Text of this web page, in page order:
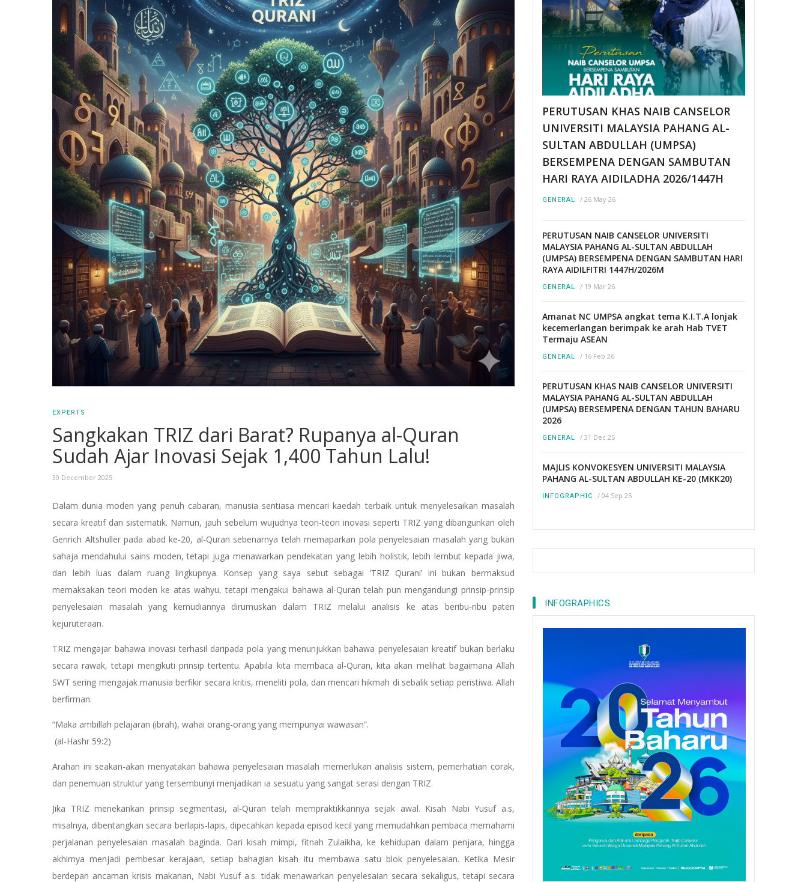
EXPERTS
Sangkakan TRIZ dari Barat? Rupanya al-Quran
Sudah Ajar Inovasi Sejak 1,400 Tahun Lalu!
30 December 2025
Dalam dunia moden yang penuh cabaran, manusia sentiasa mencari kaedah terbaik untuk menyelesaikan masalah
secara kreatif dan sistematik. Namun, jauh sebelum wujudnya teori-teori inovasi seperti TRIZ yang dibangunkan oleh
Genrich Altshuller pada abad ke-20, al-Quran sebenarnya telah memaparkan pola penyelesaian masalah yang bukan
sahaja mendahului sains moden, tetapi juga menawarkan pendekatan yang lebih holistik, lebih lembut kepada jiwa,
dan lebih luas dalam ruang lingkupnya. Konsep yang saya sebut sebagai ‘TRIZ Qurani’ ini bukan bermaksud
memaksakan teori moden ke atas wahyu, tetapi mengakui bahawa al-Quran telah pun mengandungi prinsip-prinsip
penyelesaian masalah yang kemudiannya dirumuskan dalam TRIZ melalui analisis ke atas beribu-ribu paten
kejuruteraan.
TRIZ mengajar bahawa inovasi terhasil daripada pola yang menunjukkan bahawa penyelesaian kreatif bukan berlaku
secara rawak, tetapi mengikuti prinsip tertentu. Apabila kita membaca al-Quran, kita akan melihat bagaimana Allah
SWT sering mengajak manusia berfikir secara kritis, meneliti pola, dan mencari hikmah di sebalik setiap peristiwa. Allah
berfirman:
“Maka ambillah pelajaran (ibrah), wahai orang-orang yang mempunyai wawasan”.
(al-Hashr 59:2)
Arahan ini seakan-akan menyatakan bahawa penyelesaian masalah memerlukan analisis sistem, pemerhatian corak,
dan penemuan struktur yang tersembunyi menjadikan ia sesuatu yang sangat serasi dengan TRIZ.
Jika TRIZ menekankan prinsip segmentasi, al-Quran telah mempraktikkannya sejak awal. Kisah Nabi Yusuf a.s,
misalnya, dibentangkan secara berlapis-lapis, dipecahkan kepada episod kecil yang memudahkan pembaca memahami
perjalanan penyelesaian masalah baginda. Dari kisah mimpi, fitnah Zulaikha, ke kehidupan dalam penjara, hingga
akhirnya menjadi pembesar kerajaan, setiap bahagian kisah itu membawa satu blok penyelesaian. Ketika Mesir
berdepan ancaman krisis makanan, Nabi Yusuf a.s. tidak menawarkan penyelesaian secara sekaligus, tetapi secara
PERUTUSAN KHAS NAIB CANSELOR
UNIVERSITI MALAYSIA PAHANG AL-
SULTAN ABDULLAH (UMPSA)
BERSEMPENA DENGAN SAMBUTAN
HARI RAYA AIDILADHA 2026/1447H
GENERAL / 26 May 26
PERUTUSAN NAIB CANSELOR UNIVERSITI
MALAYSIA PAHANG AL-SULTAN ABDULLAH
(UMPSA) BERSEMPENA DENGAN SAMBUTAN HARI
RAYA AIDILFITRI 1447H/2026M
GENERAL / 19 Mar 26
Amanat NC UMPSA angkat tema K.I.T.A lonjak
kecemerlangan berimpak ke arah Hab TVET
Termaju ASEAN
GENERAL / 16 Feb 26
PERUTUSAN KHAS NAIB CANSELOR UNIVERSITI
MALAYSIA PAHANG AL-SULTAN ABDULLAH
(UMPSA) BERSEMPENA DENGAN TAHUN BAHARU
2026
GENERAL / 31 Dec 25
MAJLIS KONVOKESYEN UNIVERSITI MALAYSIA
PAHANG AL-SULTAN ABDULLAH KE-20 (MKK20)
INFOGRAPHIC / 04 Sep 25
INFOGRAPHICS